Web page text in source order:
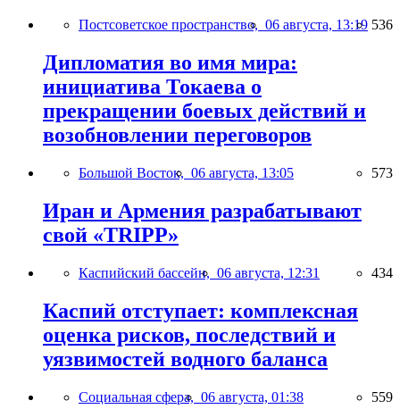
Постсоветское пространство, 06 августа, 13:19 536
Дипломатия во имя мира:
инициатива Токаева о
прекращении боевых действий и
возобновлении переговоров
Большой Восток, 06 августа, 13:05 573
Иран и Армения разрабатывают
свой «TRIPP»
Каспийский бассейн, 06 августа, 12:31 434
Каспий отступает: комплексная
оценка рисков, последствий и
уязвимостей водного баланса
Социальная сфера, 06 августа, 01:38 559